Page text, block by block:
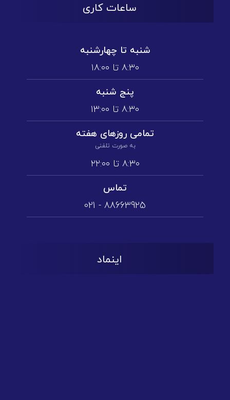
ساعات کاری
شنبه تا چهارشنبه
۸:۳۰ تا ۱۸:۰۰
پنج شنبه
۸:۳۰ تا ۱3:۰۰
تمامی روز‌های هفته
به صورت تلفنی
۸:۳۰ تا ۲۲:۰۰
تماس
88663925 - 021
اینماد